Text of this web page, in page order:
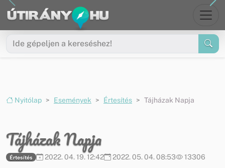
Ugrás a menüre
Ugrás a tartalomra
Nyitólap Események Értesítés Tájházak Napja
Tájházak Napja
Értesítés 2022. 04. 19. 12:42 2022. 05. 04. 08:53 13306